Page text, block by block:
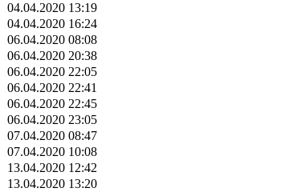
04.04.2020 13:19
04.04.2020 16:24
06.04.2020 08:08
06.04.2020 20:38
06.04.2020 22:05
06.04.2020 22:41
06.04.2020 22:45
06.04.2020 23:05
07.04.2020 08:47
07.04.2020 10:08
13.04.2020 12:42
13.04.2020 13:20